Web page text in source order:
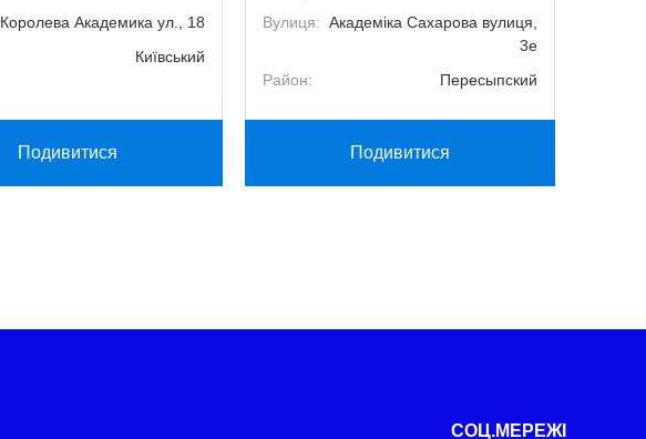
Королева Академика ул., 18
Київський
Подивитися
Вулиця: Академіка Сахарова вулиця,
3е
Район:
Пересыпский
Подивитися
СОЦ.МЕРЕЖІ